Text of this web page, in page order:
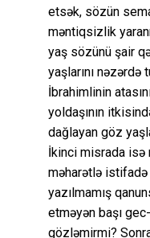
etsək, sözün
məntiqsizlik
yaş sözünü şair
yaşlarını
İbrahimlinin
yoldaşının
dağlayan göz
İkinci misrada
məharətlə
yazılmamış
etməyən başı
gözləmirmi?